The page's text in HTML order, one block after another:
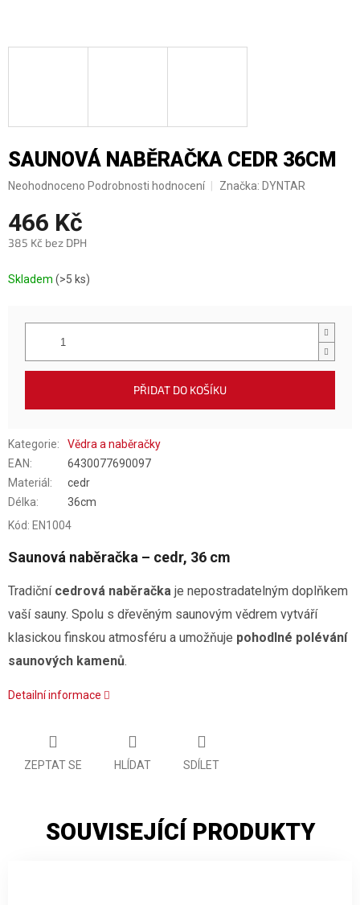
SAUNOVÁ NABĚRAČKA CEDR 36CM
Průměrné
produktu
je
0,0
5
Neohodnoceno Podrobnosti hodnocení Značka: DYNTAR
466 Kč
385 Kč bez DPH
cena:
Skladem (>5 ks)
PŘIDAT DO KOŠÍKU
Kategorie:
Vědra a naběračky
EAN:
6430077690097
Materiál:
cedr
Délka:
36cm
Kód: EN1004
Saunová naběračka – cedr, 36 cm
Tradiční cedrová naběračka je nepostradatelným doplňkem
vaší sauny. Spolu s dřevěným saunovým vědrem vytváří
klasickou finskou atmosféru a umožňuje pohodlné polévání
saunových kamenů.
Detailní informace
ZEPTAT SE HLÍDAT SDÍLET
SOUVISEJÍCÍ PRODUKTY